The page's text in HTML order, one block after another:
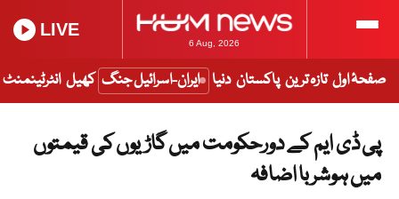
6 Aug, 2026
LIVE
صفحۂ اول تازہ ترین پاکستان دنیا ایران-اسرائیل جنگ کھیل انٹرٹینمنٹ
پی ڈی ایم کے دورحکومت میں گاڑیوں کی قیمتوں
میں ہوشربا اضافہ